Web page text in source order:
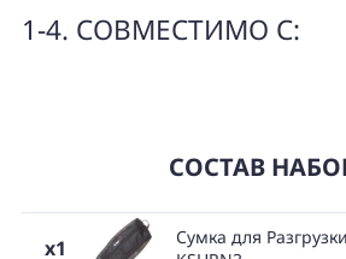
1-4. СОВМЕСТИМО С:
СОСТАВ
x1
Сумка для